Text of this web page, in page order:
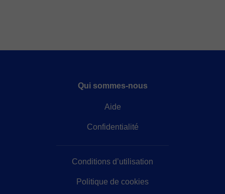
Qui sommes-nous
Aide
Confidentialité
Conditions d’utilisation
Politique de cookies